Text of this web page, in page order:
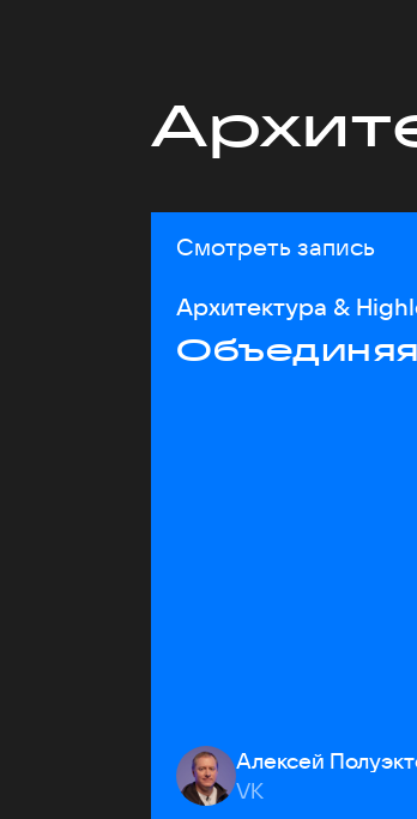
Смотреть запись
Архитектура &
Объединяя
Алексей
VK